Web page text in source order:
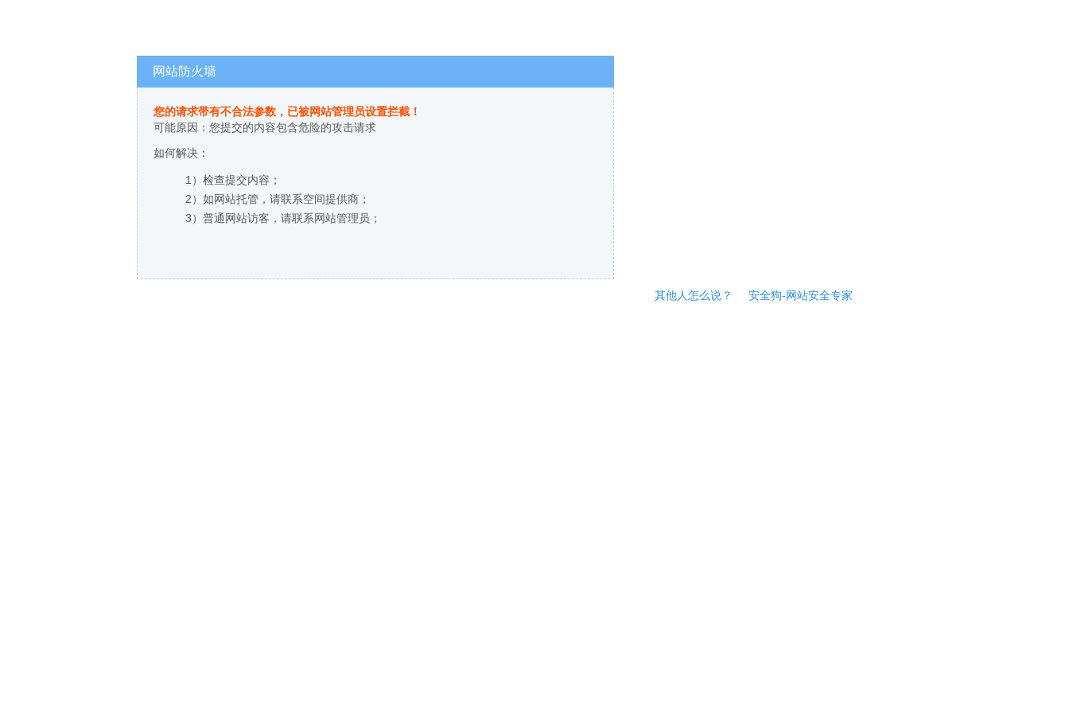
网站防火墙
您的请求带有不合法参数，已被网站管理员设置拦截！
可能原因：您提交的内容包含危险的攻击请求
如何解决：
1）检查提交内容；
2）如网站托管，请联系空间提供商；
3）普通网站访客，请联系网站管理员；
其他人怎么说？ 安全狗-网站安全专家